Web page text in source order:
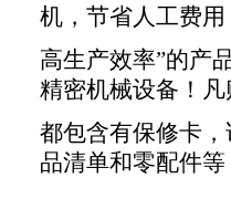
机，节省人工费
高生产效率”的产
精密机械设备！
都包含有保修卡
品清单和零配件